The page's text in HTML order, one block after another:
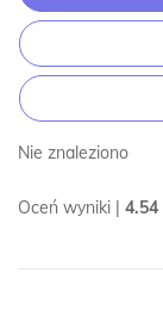
Nie znaleziono
Oceń wyniki | 4.54